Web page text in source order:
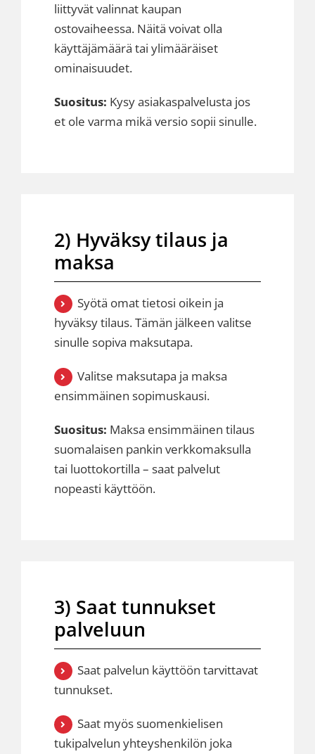
liittyvät valinnat kaupan
ostovaiheessa. Näitä voivat olla
käyttäjämäärä tai ylimääräiset
ominaisuudet.
Suositus: Kysy asiakaspalvelusta jos
et ole varma mikä versio sopii sinulle.
2) Hyväksy tilaus ja
maksa
Syötä omat tietosi oikein ja
hyväksy tilaus. Tämän jälkeen valitse
sinulle sopiva maksutapa.
Valitse maksutapa ja maksa
ensimmäinen sopimuskausi.
Suositus: Maksa ensimmäinen tilaus
suomalaisen pankin verkkomaksulla
tai luottokortilla – saat palvelut
nopeasti käyttöön.
3) Saat tunnukset
palveluun
Saat palvelun käyttöön tarvittavat
tunnukset.
Saat myös suomenkielisen
tukipalvelun yhteyshenkilön joka